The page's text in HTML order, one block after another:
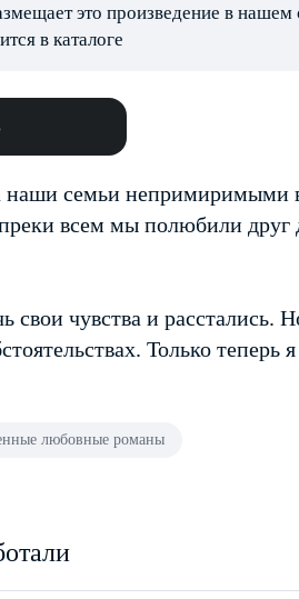
это произведение в
в каталоге
наши семьи непримиримыми
всем мы полюбили друг
свои чувства и расстались.
Только
любовные романы